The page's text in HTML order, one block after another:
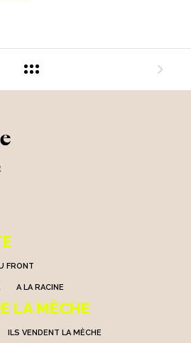
FRONT
A LA RACINE
LA MÈCHE
ILS VENDENT LA MÈCHE